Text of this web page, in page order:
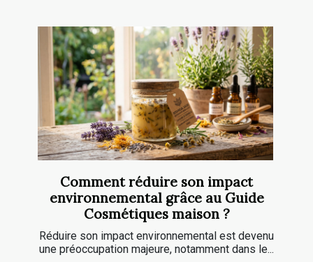
Comment réduire son impact
environnemental grâce au Guide
Cosmétiques maison ?
Réduire son impact environnemental est devenu
une préoccupation majeure, notamment dans le...